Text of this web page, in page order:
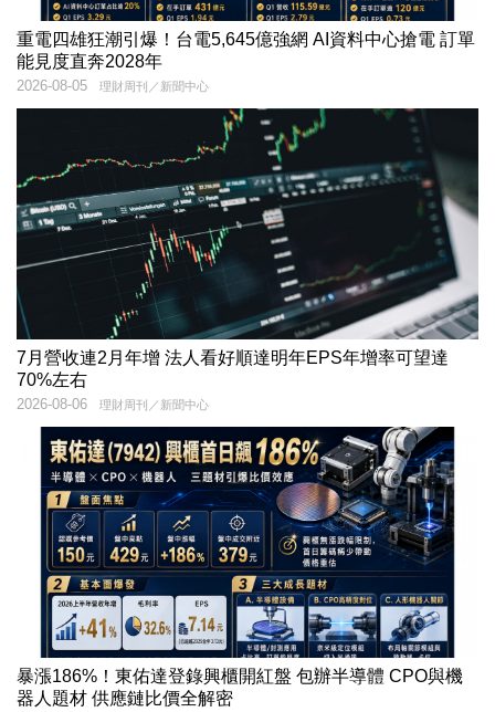
重電四雄狂潮引爆！台電5,645億強網 AI資料中心搶電 訂單
能見度直奔2028年
理財周刊／新聞中心
2026-08-05
7月營收連2月年增 法人看好順達明年EPS年增率可望達
70%左右
理財周刊／新聞中心
2026-08-06
暴漲186%！東佑達登錄興櫃開紅盤 包辦半導體 CPO與機
器人題材 供應鏈比價全解密